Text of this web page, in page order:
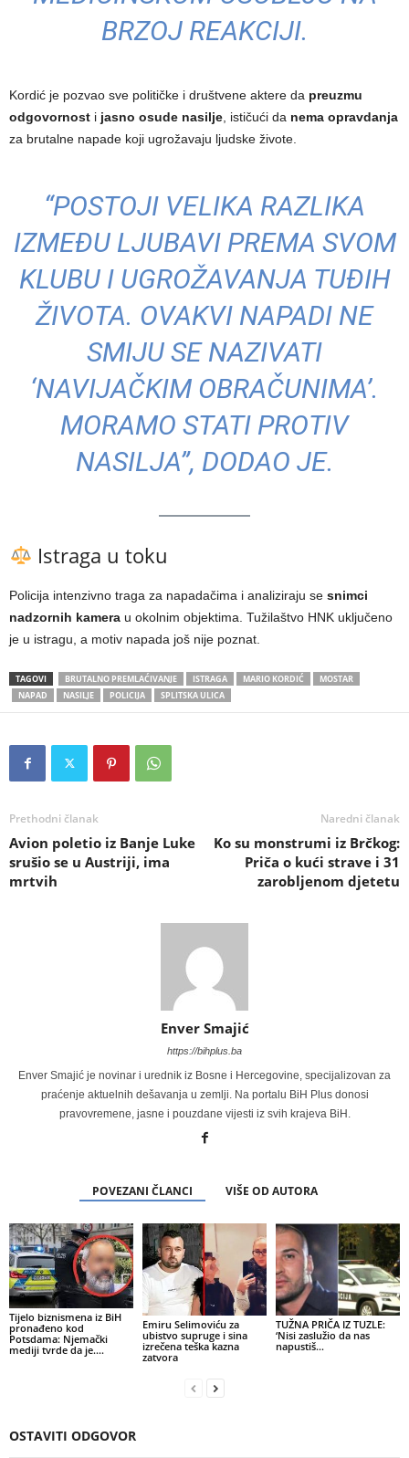
BRZOJ REAKCIJI.
Kordić je pozvao sve političke i društvene aktere da preuzmu
odgovornost i jasno osude nasilje , ističući da nema opravdanja
za brutalne napade koji ugrožavaju ljudske živote.
“POSTOJI VELIKA RAZLIKA
IZMEĐU LJUBAVI PREMA SVOM
KLUBU I UGROŽAVANJA TUĐIH
ŽIVOTA. OVAKVI NAPADI NE
SMIJU SE NAZIVATI
‘NAVIJAČKIM OBRAČUNIMA’.
MORAMO STATI PROTIV
NASILJA”, DODAO JE.
Istraga u toku
Policija intenzivno traga za napadačima i analiziraju se snimci
nadzornih kamera u okolnim objektima. Tužilaštvo HNK uključeno
je u istragu, a motiv napada još nije poznat.
TAGOVI BRUTALNO PREMLAĆIVANJE ISTRAGA MARIO KORDIĆ
MOSTAR
NAPAD
NASILJE POLICIJA SPLITSKA ULICA
Prethodni članak
Avion poletio iz Banje Luke
srušio se u Austriji, ima
mrtvih
Naredni članak
Ko su monstrumi iz Brčkog:
Priča o kući strave i 31
zarobljenom djetetu
Enver Smajić
https://bihplus.ba
Enver Smajić je novinar i urednik iz Bosne i Hercegovine, specijalizovan za
praćenje aktuelnih dešavanja u zemlji. Na portalu BiH Plus donosi
pravovremene, jasne i pouzdane vijesti iz svih krajeva BiH.
POVEZANI ČLANCI VIŠE OD AUTORA
Tijelo biznismena iz BiH
pronađeno kod
Potsdama: Njemački
mediji tvrde da je….
Emiru Selimoviću za
ubistvo supruge i sina
izrečena teška kazna
zatvora
TUŽNA PRIČA IZ TUZLE:
‘Nisi zaslužio da nas
napustiš…
OSTAVITI ODGOVOR